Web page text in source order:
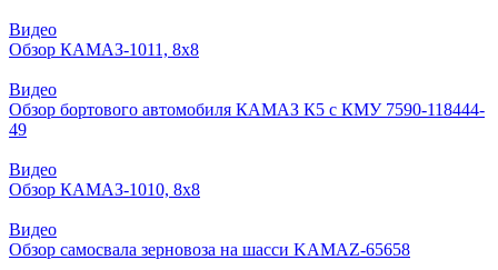
Видео
Обзор КАМАЗ-1011, 8х8
Видео
Обзор бортового автомобиля КАМАЗ К5 с КМУ 7590-118444-
49
Видео
Обзор КАМАЗ-1010, 8х8
Видео
Обзор самосвала зерновоза на шасси KAMAZ-65658